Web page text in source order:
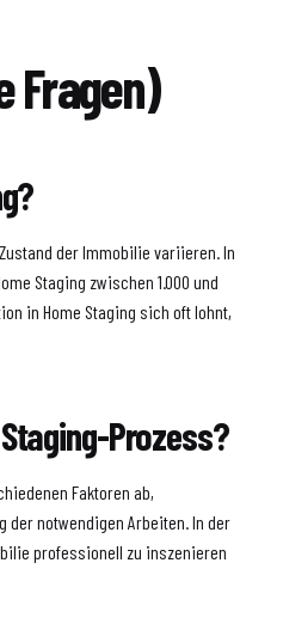
Fragen)
der Immobilie variieren. In
Staging zwischen 1.000 und
in Home Staging sich oft lohnt,
Prozess?
Faktoren ab,
der notwendigen Arbeiten. In der
professionell zu inszenieren